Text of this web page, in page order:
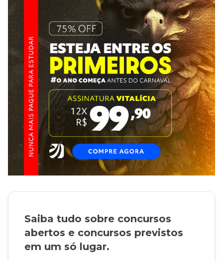
Saiba tudo sobre concursos
abertos e concursos previstos
em um só lugar.